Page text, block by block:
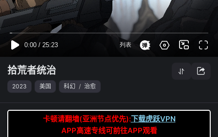
拾荒者统治
2023 美国 科幻 / 治愈
卡顿请翻墙(亚洲节点优先):下载虎跃VPN
APP高速专线可前往APP观看